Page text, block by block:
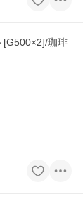
[G500×2]/珈琲